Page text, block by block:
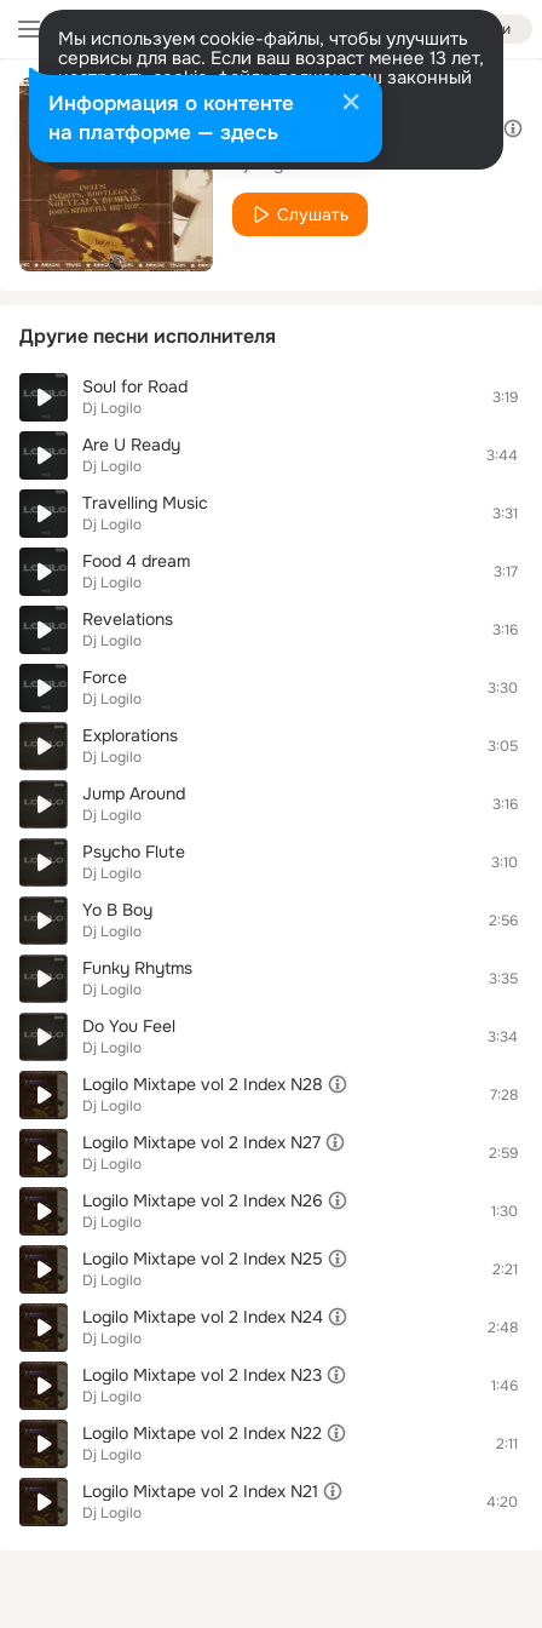
Войти
Мы используем cookie-файлы, чтобы улучшить
сервисы для вас. Если ваш возраст менее 13 лет,
настроить cookie-файлы должен ваш законный
представитель. Больше информации
Разрешить все Настроить
Dj Logilo
Слушать
Другие песни исполнителя
Soul for Road
Dj Logilo
3:19
Are U Ready
Dj Logilo
3:44
Travelling Music
Dj Logilo
3:31
Food 4 dream
Dj Logilo
3:17
Revelations
Dj Logilo
3:16
Force
Dj Logilo
3:30
Explorations
Dj Logilo
3:05
Jump Around
Dj Logilo
3:16
Psycho Flute
Dj Logilo
3:10
Yo B Boy
Dj Logilo
2:56
Funky Rhytms
Dj Logilo
3:35
Do You Feel
Dj Logilo
3:34
Logilo Mixtape vol 2 Index N28
Dj Logilo
7:28
Logilo Mixtape vol 2 Index N27
Dj Logilo
2:59
Logilo Mixtape vol 2 Index N26
Dj Logilo
1:30
Logilo Mixtape vol 2 Index N25
Dj Logilo
2:21
Logilo Mixtape vol 2 Index N24
Dj Logilo
2:48
Logilo Mixtape vol 2 Index N23
Dj Logilo
1:46
Logilo Mixtape vol 2 Index N22
Dj Logilo
2:11
Logilo Mixtape vol 2 Index N21
Dj Logilo
4:20
Информация о контенте
на платформе — здесь